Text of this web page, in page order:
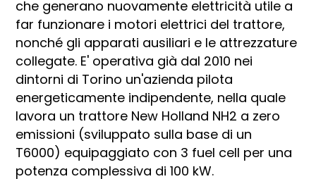
che generano nuovamente elettricità utile a
far funzionare i motori elettrici del trattore,
nonché gli apparati ausiliari e le attrezzature
collegate. E' operativa già dal 2010 nei
dintorni di Torino un'azienda pilota
energeticamente indipendente, nella quale
lavora un trattore New Holland NH2 a zero
emissioni (sviluppato sulla base di un
T6000) equipaggiato con 3 fuel cell per una
potenza complessiva di 100 kW.